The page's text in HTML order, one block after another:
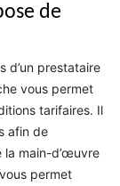
de
d’un prestataire
vous permet
tarifaires. Il
afin de
la main-d’œuvre
permet